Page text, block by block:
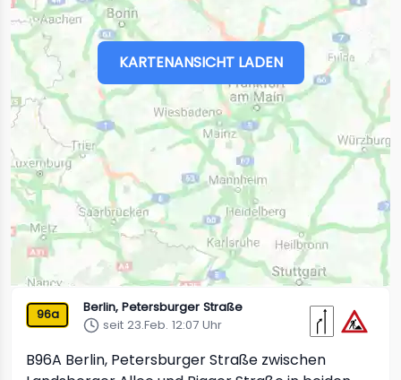
KARTENANSICHT LADEN
96a
Berlin, Petersburger Straße
seit 23.Feb. 12:07 Uhr
B96A Berlin, Petersburger Straße zwischen